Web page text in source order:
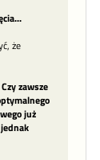
że
zawsze
już